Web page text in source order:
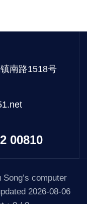
南路1518号
00810
computer
2026-08-06